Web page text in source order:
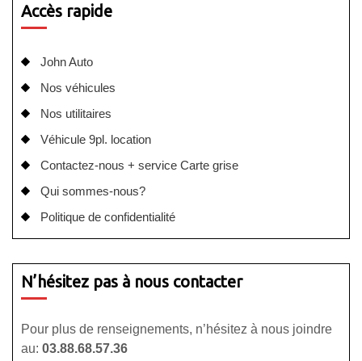
Accès rapide
John Auto
Nos véhicules
Nos utilitaires
Véhicule 9pl. location
Contactez-nous + service Carte grise
Qui sommes-nous?
Politique de confidentialité
N’hésitez pas à nous contacter
Pour plus de renseignements, n’hésitez à nous joindre
au: 03.88.68.57.36